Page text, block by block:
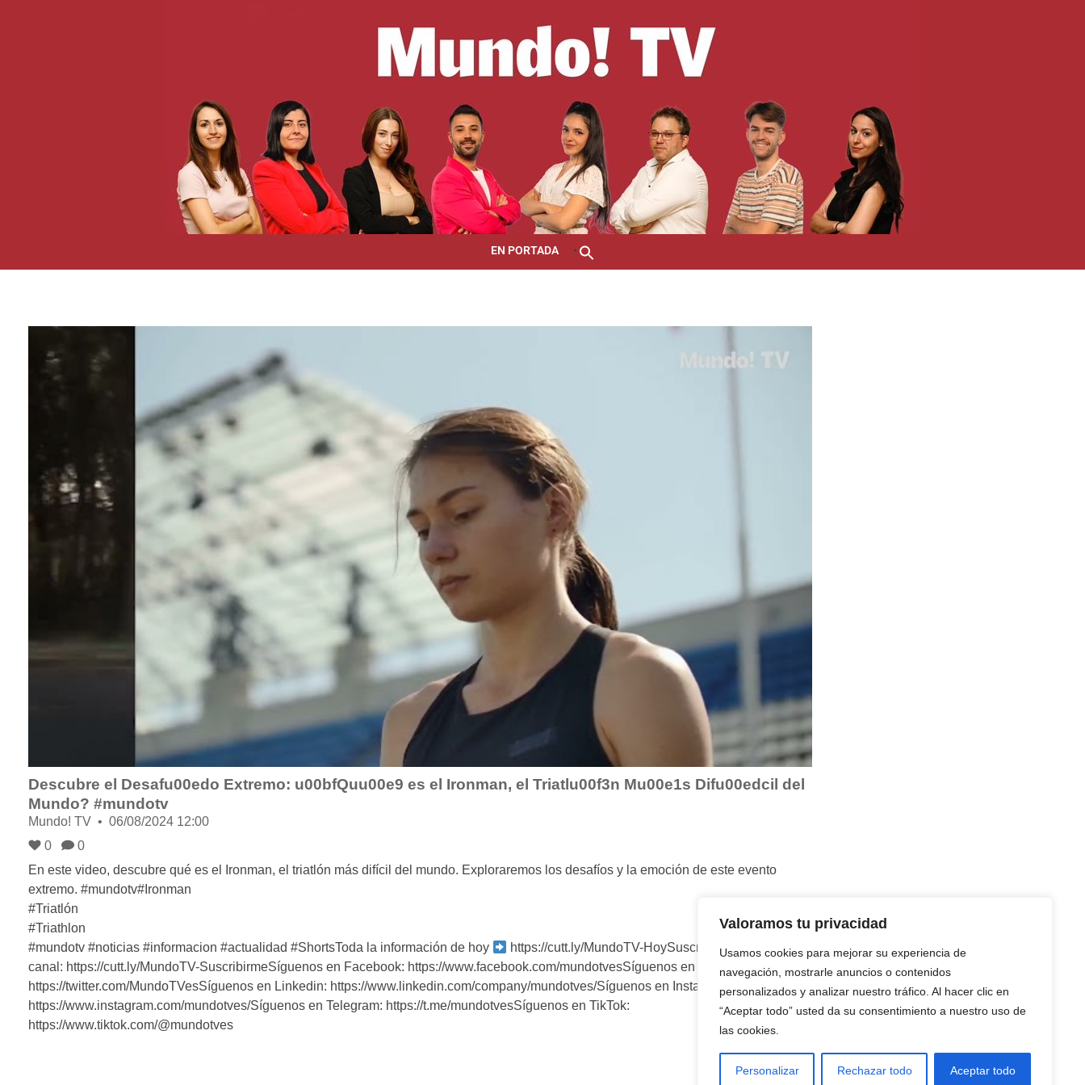
Valoramos tu privacidad
Usamos cookies para mejorar su experiencia de
navegación, mostrarle anuncios o contenidos
personalizados y analizar nuestro tráfico. Al hacer clic en
“Aceptar todo” usted da su consentimiento a nuestro uso de
las cookies.
Personalizar Rechazar todo Aceptar todo
EN PORTADA
Descubre el Desafu00edo Extremo: u00bfQuu00e9 es el Ironman, el Triatlu00f3n Mu00e1s Difu00edcil del
Mundo? #mundotv
Mundo! TV
06/08/2024 12:00
0
0
En este video, descubre qué es el Ironman, el triatlón más difícil del mundo. Exploraremos los desafíos y la emoción de este evento
extremo. #mundotv#Ironman
#Triatlón
#Triathlon
#mundotv #noticias #informacion #actualidad #ShortsToda la información de hoy
https://cutt.ly/MundoTV-HoySuscríbete a nuestro
canal: https://cutt.ly/MundoTV-SuscribirmeSíguenos en Facebook: https://www.facebook.com/mundotvesSíguenos en Twitter:
https://twitter.com/MundoTVesSíguenos en Linkedin: https://www.linkedin.com/company/mundotves/Síguenos en Instagram:
https://www.instagram.com/mundotves/Síguenos en Telegram: https://t.me/mundotvesSíguenos en TikTok:
https://www.tiktok.com/@mundotves